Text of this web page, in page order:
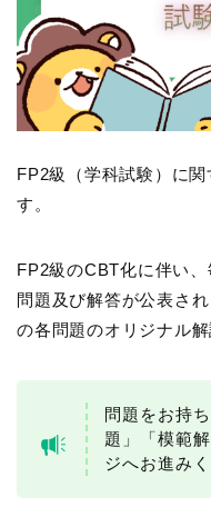
FP2級（学科試験）に
す。
FP2級のCBT化に伴い
問題及び解答が公表さ
の各問題のオリジナル
問題をお持
題」「模範
ジへお進みく